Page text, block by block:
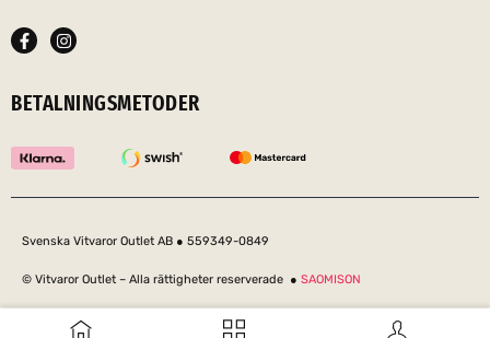
BETALNINGSMETODER
Svenska Vitvaror Outlet AB ● 559349-0849
© Vitvaror Outlet – Alla rättigheter reserverade ● SAOMISON